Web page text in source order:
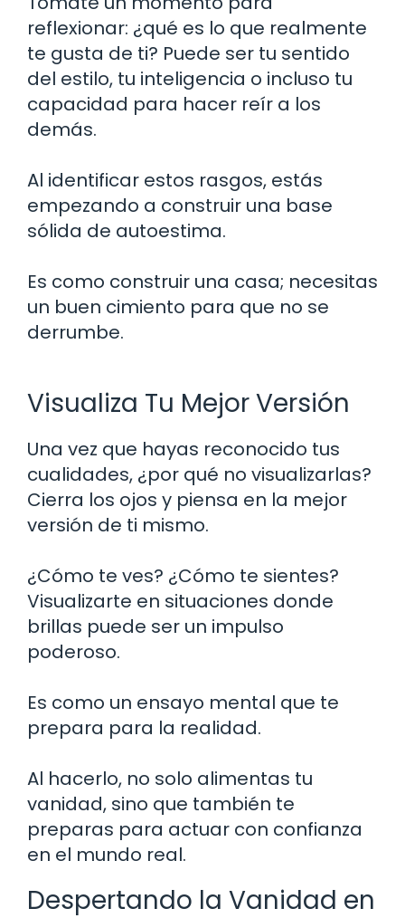
reflexionar: ¿qué es lo que realmente
te gusta de ti? Puede ser tu sentido
del estilo, tu inteligencia o incluso tu
capacidad para hacer reír a los
demás.
Al identificar estos rasgos, estás
empezando a construir una base
sólida de autoestima.
Es como construir una casa; necesitas
un buen cimiento para que no se
derrumbe.
Visualiza Tu Mejor Versión
Una vez que hayas reconocido tus
cualidades, ¿por qué no visualizarlas?
Cierra los ojos y piensa en la mejor
versión de ti mismo.
¿Cómo te ves? ¿Cómo te sientes?
Visualizarte en situaciones donde
brillas puede ser un impulso
poderoso.
Es como un ensayo mental que te
prepara para la realidad.
Al hacerlo, no solo alimentas tu
vanidad, sino que también te
preparas para actuar con confianza
en el mundo real.
Despertando la Vanidad en